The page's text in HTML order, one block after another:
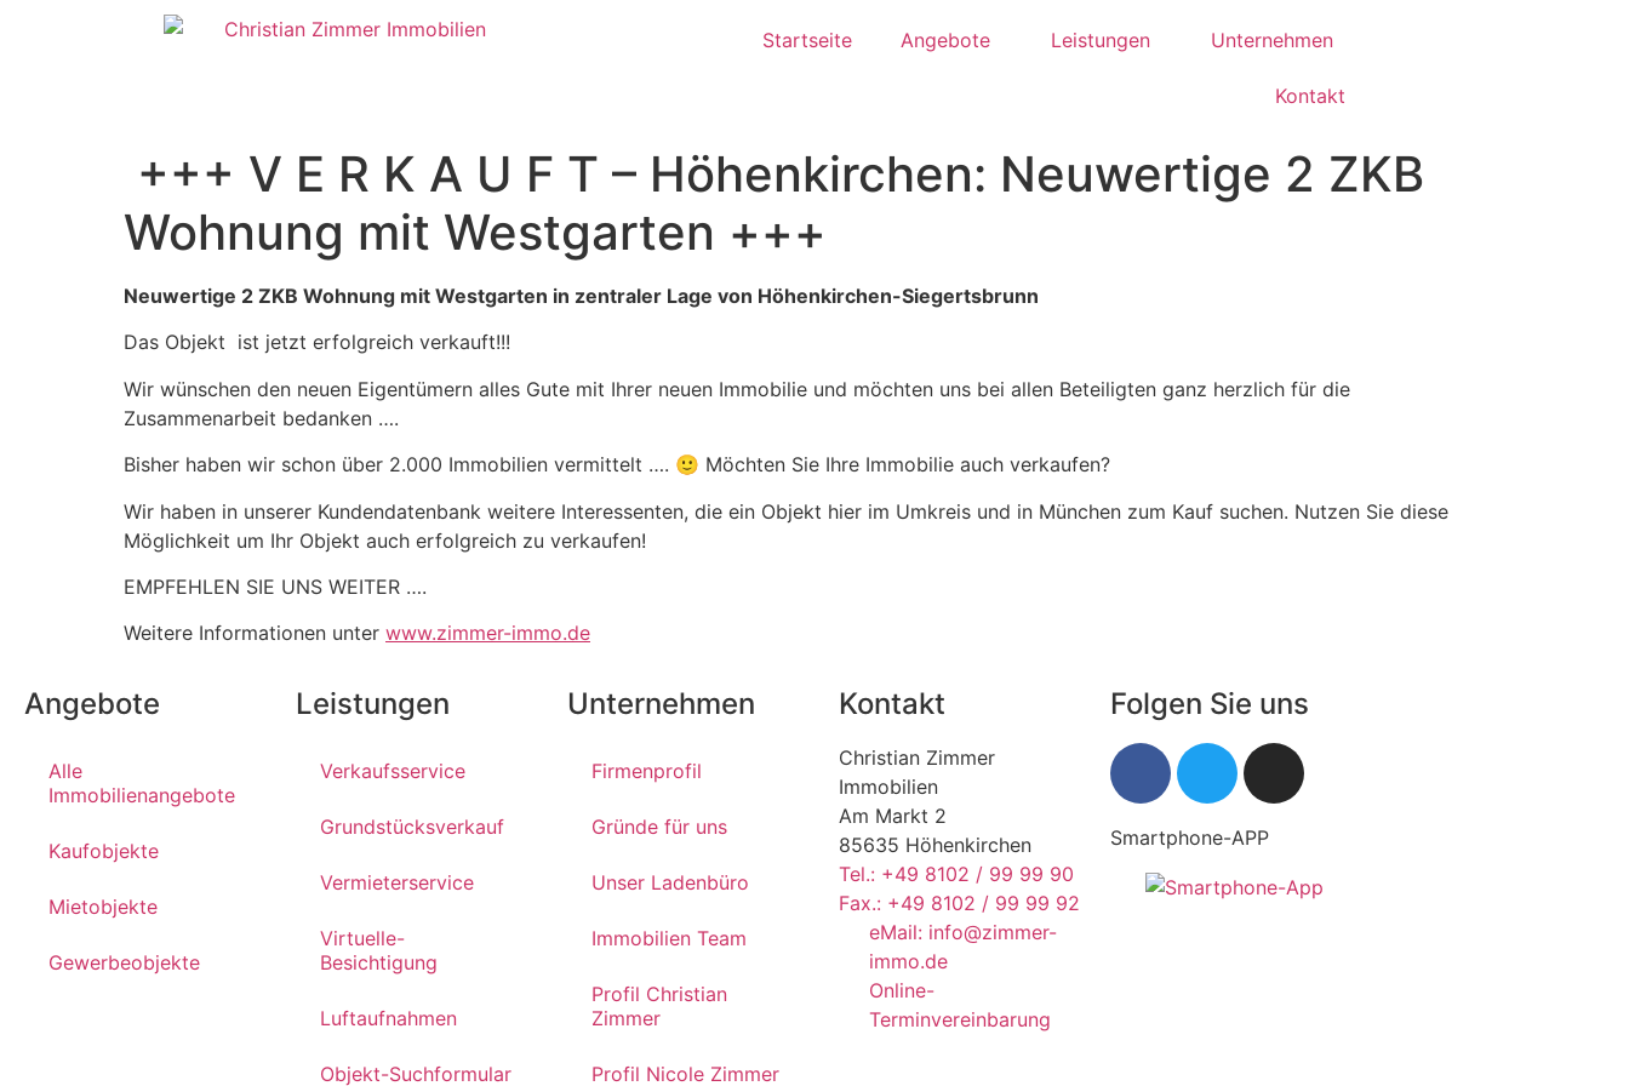
Startseite Angebote Leistungen Unternehmen
Kontakt
+++ V E R K A U F T – Höhenkirchen: Neuwertige 2 ZKB
Wohnung mit Westgarten +++
Neuwertige 2 ZKB Wohnung mit Westgarten in zentraler Lage von Höhenkirchen-Siegertsbrunn
Das Objekt ist jetzt erfolgreich verkauft!!!
Wir wünschen den neuen Eigentümern alles Gute mit Ihrer neuen Immobilie und möchten uns bei allen Beteiligten ganz herzlich für die
Zusammenarbeit bedanken ….
Bisher haben wir schon über 2.000 Immobilien vermittelt …. 🙂 Möchten Sie Ihre Immobilie auch verkaufen?
Wir haben in unserer Kundendatenbank weitere Interessenten, die ein Objekt hier im Umkreis und in München zum Kauf suchen. Nutzen Sie diese
Möglichkeit um Ihr Objekt auch erfolgreich zu verkaufen!
EMPFEHLEN SIE UNS WEITER ….
Weitere Informationen unter www.zimmer-immo.de
Angebote
Alle
Immobilienangebote
Kaufobjekte
Mietobjekte
Gewerbeobjekte
Leistungen
Verkaufsservice
Grundstücksverkauf
Vermieterservice
Virtuelle-
Besichtigung
Luftaufnahmen
Objekt-Suchformular
Unternehmen
Firmenprofil
Gründe für uns
Unser Ladenbüro
Immobilien Team
Profil Christian
Zimmer
Profil Nicole Zimmer
Kontakt
Christian Zimmer
Immobilien
Am Markt 2
85635 Höhenkirchen
Tel.: +49 8102 / 99 99 90
Fax.: +49 8102 / 99 99 92
eMail: info@zimmer-
immo.de
Online-
Terminvereinbarung
Folgen Sie uns
Smartphone-APP